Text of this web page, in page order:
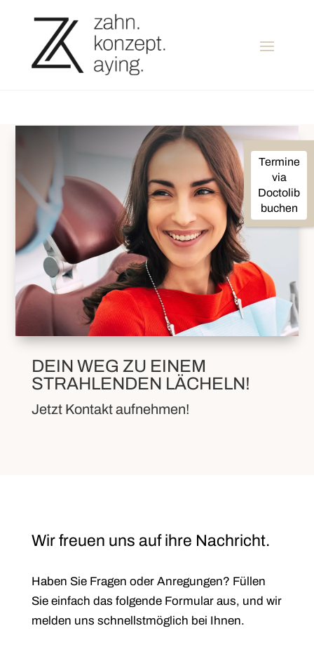
DEIN WEG ZU EINEM
STRAHLENDEN LÄCHELN!
Jetzt Kontakt aufnehmen!
Wir freuen uns auf ihre Nachricht.
Haben Sie Fragen oder Anregungen? Füllen
Sie einfach das folgende Formular aus, und wir
melden uns schnellstmöglich bei Ihnen.
Termine
via
Doctolib
buchen